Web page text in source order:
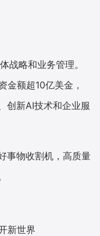
战略和业务管理。
金额超10亿美金，
创新AI技术和企业服
事物收割机，高质量
新世界